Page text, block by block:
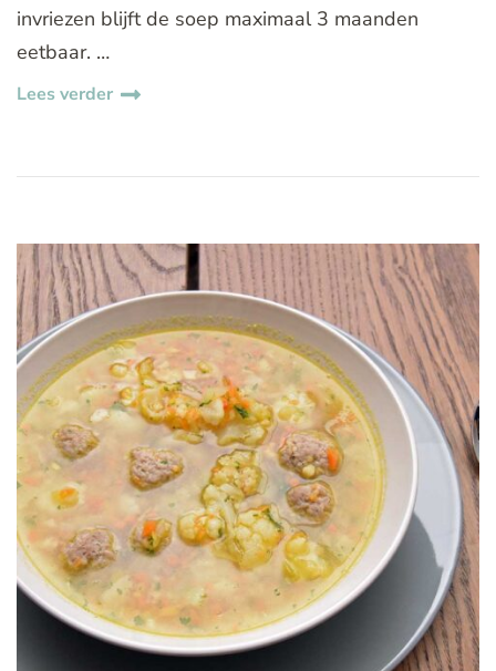
invriezen blijft de soep maximaal 3 maanden
eetbaar. …
Lees verder